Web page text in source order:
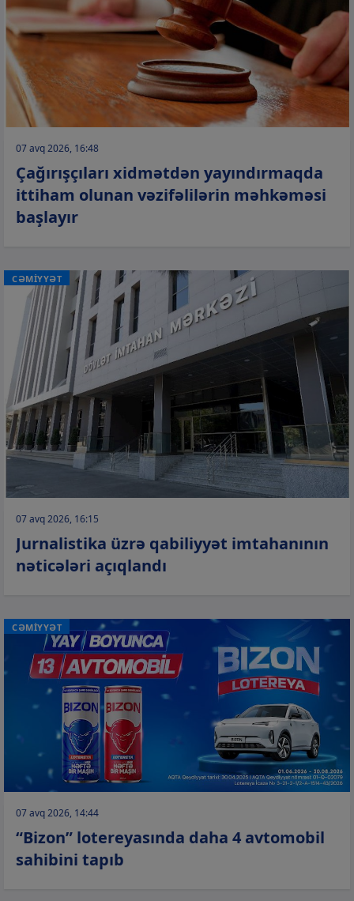
07 avq 2026, 16:48
Çağırışçıları xidmətdən yayındırmaqda
ittiham olunan vəzifəlilərin məhkəməsi
başlayır
CƏMİYYƏT
07 avq 2026, 16:15
Jurnalistika üzrə qabiliyyət imtahanının
nəticələri açıqlandı
CƏMİYYƏT
07 avq 2026, 14:44
“Bizon” lotereyasında daha 4 avtomobil
sahibini tapıb